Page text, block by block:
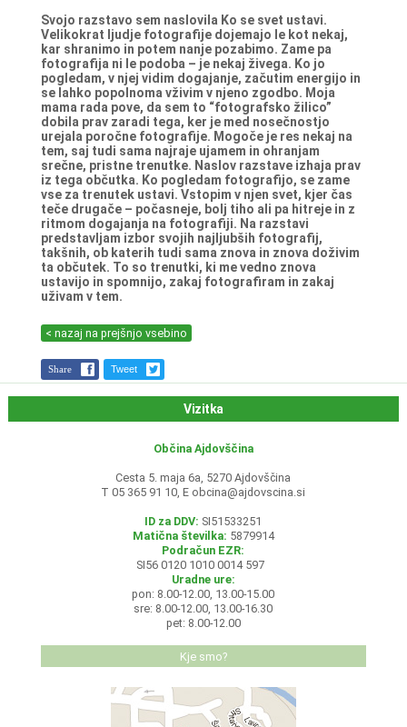
Svojo razstavo sem naslovila Ko se svet ustavi.
Velikokrat ljudje fotografije dojemajo le kot nekaj,
kar shranimo in potem nanje pozabimo. Zame pa
fotografija ni le podoba – je nekaj živega. Ko jo
pogledam, v njej vidim dogajanje, začutim energijo in
se lahko popolnoma vživim v njeno zgodbo. Moja
mama rada pove, da sem to “fotografsko žilico”
dobila prav zaradi tega, ker je med nosečnostjo
urejala poročne fotografije. Mogoče je res nekaj na
tem, saj tudi sama najraje ujamem in ohranjam
srečne, pristne trenutke. Naslov razstave izhaja prav
iz tega občutka. Ko pogledam fotografijo, se zame
vse za trenutek ustavi. Vstopim v njen svet, kjer čas
teče drugače – počasneje, bolj tiho ali pa hitreje in z
ritmom dogajanja na fotografiji. Na razstavi
predstavljam izbor svojih najljubših fotografij,
takšnih, ob katerih tudi sama znova in znova doživim
ta občutek. To so trenutki, ki me vedno znova
ustavijo in spomnijo, zakaj fotografiram in zakaj
uživam v tem.
< nazaj na prejšnjo vsebino
Share Tweet
Vizitka
Občina Ajdovščina
Cesta 5. maja 6a, 5270 Ajdovščina
T 05 365 91 10, E obcina@ajdovscina.si
ID za DDV: SI51533251
Matična številka: 5879914
Podračun EZR:
SI56 0120 1010 0014 597
Uradne ure:
pon: 8.00-12.00, 13.00-15.00
sre: 8.00-12.00, 13.00-16.30
pet: 8.00-12.00
Kje smo?